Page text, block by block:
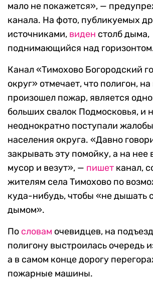
мало не покажется», —
канала. На фото, публикуемых
источниками, виден столб дыма,
поднимающийся над
Канал «Тимохово Богородский
округ» отмечает, что полигон,
произошел пожар, является
больших свалок Подмосковья, и
неоднократно поступали
населения округа. «Давно
закрывать эту помойку, а на нее
мусор и везут», — пишет канал,
жителям села Тимохово по
куда-нибудь, чтобы «не дышать
дымом».
По словам очевидцев, на
полигону выстроилась очередь
а в самом конце дорогу
пожарные машины.